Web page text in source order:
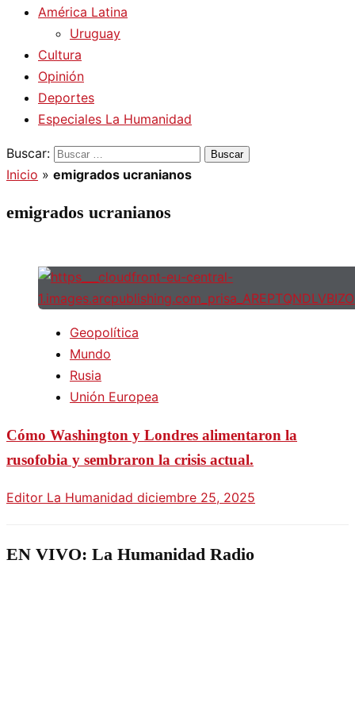
América Latina
Uruguay
Cultura
Opinión
Deportes
Especiales La Humanidad
Buscar:
Inicio » emigrados ucranianos
emigrados ucranianos
Geopolítica
Mundo
Rusia
Unión Europea
Cómo Washington y Londres alimentaron la
rusofobia y sembraron la crisis actual.
Editor La Humanidad diciembre 25, 2025
EN VIVO: La Humanidad Radio